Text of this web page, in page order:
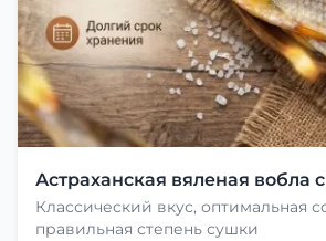
Астраханская вяленая вобла
Классический вкус, оптимальная
правильная степень сушки